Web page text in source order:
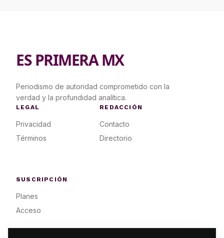
ES PRIMERA MX
Periodismo de autoridad comprometido con la
verdad y la profundidad analítica.
LEGAL
Privacidad
Términos
REDACCIÓN
Contacto
Directorio
SUSCRIPCIÓN
Planes
Acceso